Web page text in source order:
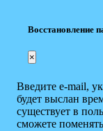
Восстановление
×
Введите e-mail,
будет выслан
существует в
сможете